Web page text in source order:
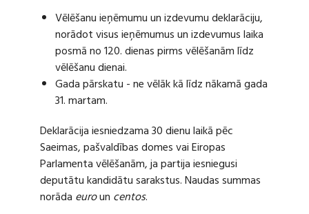
Vēlēšanu ieņēmumu un izdevumu deklarāciju,
norādot visus ieņēmumus un izdevumus laika
posmā no 120. dienas pirms vēlēšanām līdz
vēlēšanu dienai.
Gada pārskatu - ne vēlāk kā līdz nākamā gada
31. martam.
Deklarācija iesniedzama 30 dienu laikā pēc
Saeimas, pašvaldības domes vai Eiropas
Parlamenta vēlēšanām, ja partija iesniegusi
deputātu kandidātu sarakstus. Naudas summas
norāda euroun centos.